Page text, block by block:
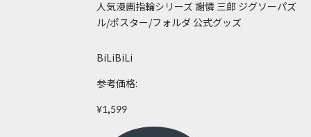
人気漫画指輪シリーズ 謝憐 三郎 ジグソーパズ
ル/ポスター/フォルダ 公式グッズ
BiLiBiLi
参考価格:
¥1,599